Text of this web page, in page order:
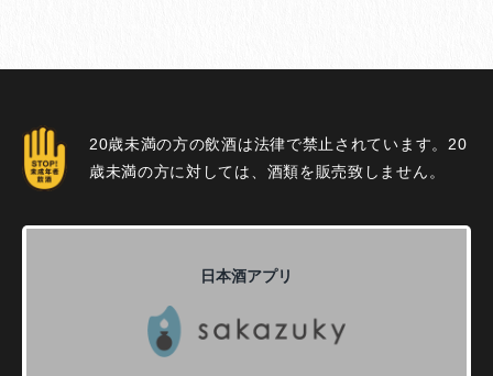
20歳未満の方の飲酒は法律で禁止されています。20
歳未満の方に対しては、酒類を販売致しません。
日本酒アプリ